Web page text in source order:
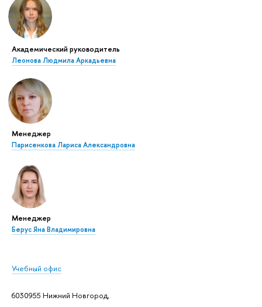
Академический руководитель
Леонова Людмила Аркадьевна
Менеджер
Парисенкова Лариса Александровна
Менеджер
Берус Яна Владимировна
Учебный офис
6030955 Нижний Новгород,